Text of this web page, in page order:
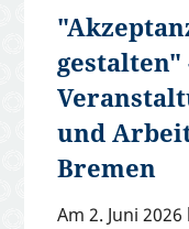
gestalten"
und
Bremen
Am 2. Juni